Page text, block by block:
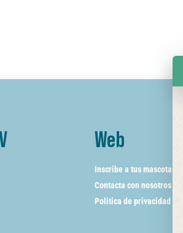
Web
Inscribe a tus mascotas
Contacta con nosotros
Politica de privacidad